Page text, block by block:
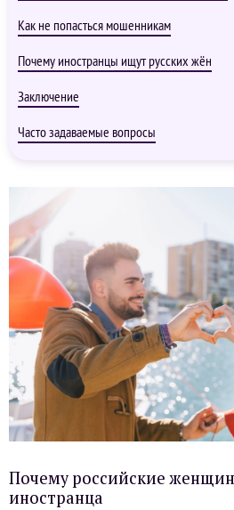
Как не попасться мошенникам
Почему иностранцы ищут русских жён
Заключение
Часто задаваемые вопросы
Почему российские
иностранца